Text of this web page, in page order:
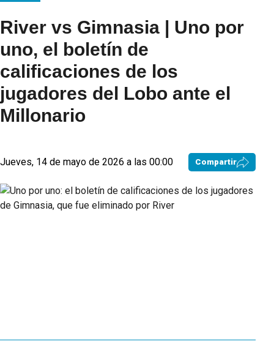
River vs Gimnasia | Uno por
uno, el boletín de
calificaciones de los
jugadores del Lobo ante el
Millonario
Jueves, 14 de mayo de 2026 a las 00:00 Compartir